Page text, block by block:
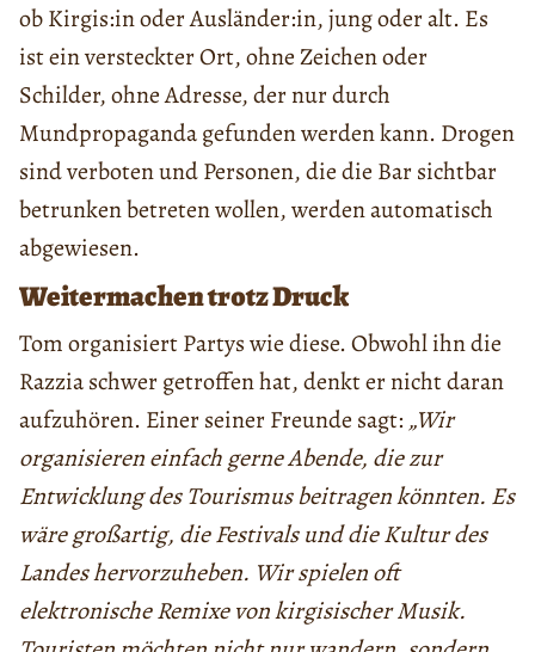
ob Kirgis:in oder Ausländer:in, jung oder alt. Es
ist ein versteckter Ort, ohne Zeichen oder
Schilder, ohne Adresse, der nur durch
Mundpropaganda gefunden werden kann. Drogen
sind verboten und Personen, die die Bar sichtbar
betrunken betreten wollen, werden automatisch
abgewiesen.
Weitermachen trotz Druck
Tom organisiert Partys wie diese. Obwohl ihn die
Razzia schwer getroffen hat, denkt er nicht daran
aufzuhören. Einer seiner Freunde sagt: „Wir
organisieren einfach gerne Abende, die zur
Entwicklung des Tourismus beitragen könnten. Es
wäre großartig, die Festivals und die Kultur des
Landes hervorzuheben. Wir spielen oft
elektronische Remixe von kirgisischer Musik.